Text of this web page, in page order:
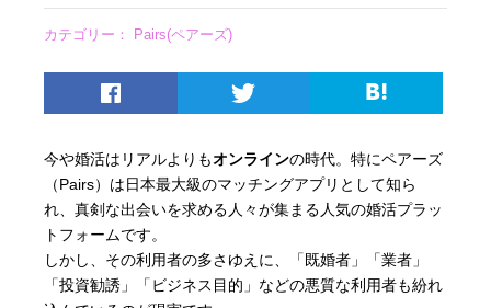
カテゴリー： Pairs(ペアーズ)
今や婚活はリアルよりもオンラインの時代。特にペアーズ
（Pairs）は日本最大級のマッチングアプリとして知ら
れ、真剣な出会いを求める人々が集まる人気の婚活プラッ
トフォームです。
しかし、その利用者の多さゆえに、「既婚者」「業者」
「投資勧誘」「ビジネス目的」などの悪質な利用者も紛れ